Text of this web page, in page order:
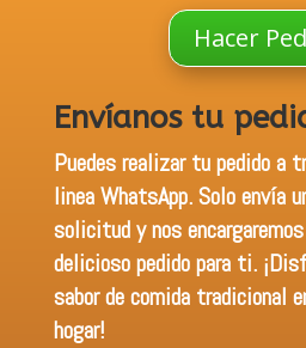
Hacer
Envíanos tu
Puedes realizar tu pedido a
linea WhatsApp. Solo envía
solicitud y nos
delicioso pedido para ti.
sabor de comida tradicional
hogar!